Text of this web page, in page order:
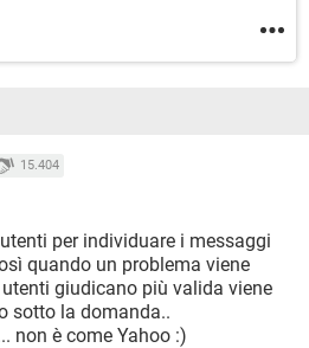
15.404
per individuare i messaggi
quando un problema viene
giudicano più valida viene
sotto la domanda..
non è come Yahoo :)